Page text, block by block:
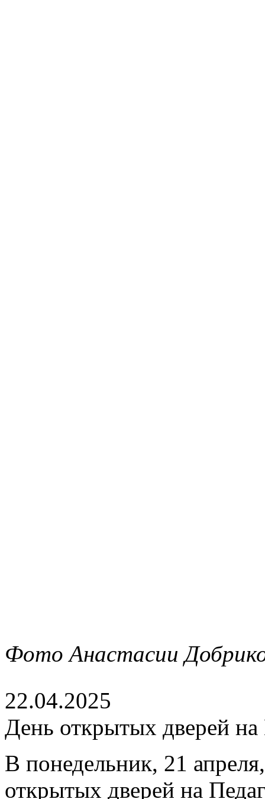
Фото Анастасии
22.04.2025
День открытых дверей на
В понедельник, 21
открытых дверей на